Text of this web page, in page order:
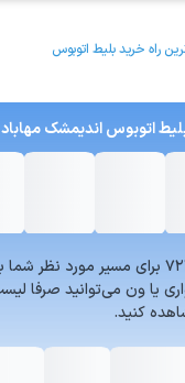
راه خرید بلیط اتوبوس
اتوبوساندیمشکمهاباد
لیست سرویس‌های سفر۷۲۴ برای مسیر
یا ون می‌توانید صرفا
کنید.